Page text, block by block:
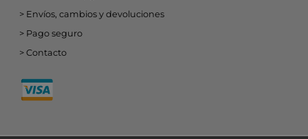
Envíos, cambios y devoluciones
Pago seguro
Contacto